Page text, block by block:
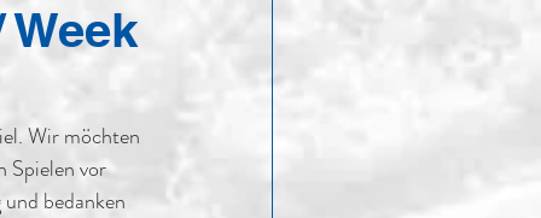
Wir möchten
Spielen vor
bedanken